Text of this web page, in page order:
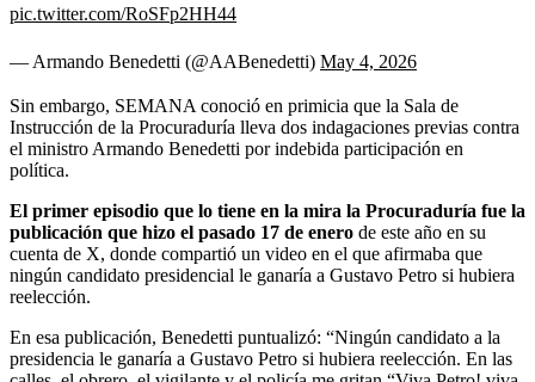
pic.twitter.com/RoSFp2HH44
— Armando Benedetti (@AABenedetti) May 4, 2026
Sin embargo, SEMANA conoció en primicia que la Sala de
Instrucción de la Procuraduría lleva dos indagaciones previas contra
el ministro Armando Benedetti por indebida participación en
política.
El primer episodio que lo tiene en la mira la Procuraduría fue la
publicación que hizo el pasado 17 de enero de este año en su
cuenta de X, donde compartió un video en el que afirmaba que
ningún candidato presidencial le ganaría a Gustavo Petro si hubiera
reelección.
En esa publicación, Benedetti puntualizó: “Ningún candidato a la
presidencia le ganaría a Gustavo Petro si hubiera reelección. En las